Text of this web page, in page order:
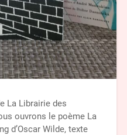
La Librairie des
ouvrons le poème La
d’Oscar Wilde, texte